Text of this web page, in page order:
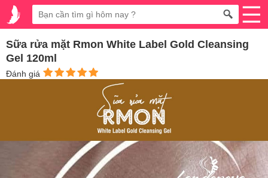
Sữa rửa mặt Rmon White Label Gold Cleansing
Gel 120ml
Đánh giá